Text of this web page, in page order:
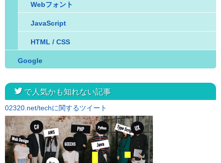
Webフォント
JavaScript
HTML / CSS
Google
twitterで人気かも知れない記事
02320.net/techに関するツイート